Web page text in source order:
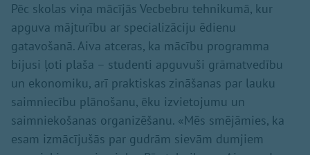
Pēc skolas viņa mācījās Vecbebru tehnikumā, kur
apguva mājturību ar specializāciju ēdienu
gatavošanā. Aiva atceras, ka mācību programma
bijusi ļoti plaša – studenti apguvuši grāmatvedību
un ekonomiku, arī praktiskas zināšanas par lauku
saimniecību plānošanu, ēku izvietojumu un
saimniekošanas organizēšanu. «Mēs smējāmies, ka
esam izmācījušās par gudrām sievām dumjiem